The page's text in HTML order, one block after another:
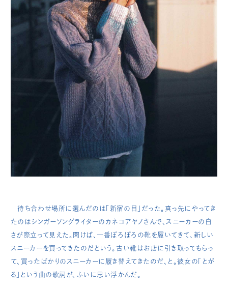
待ち合わせ場所に選んだのは「新宿の目」だった。真っ先にやってき
たのはシンガーソングライターのカネコアヤノさんで、スニーカーの白
さが際立って見えた。聞けば、一番ぼろぼろの靴を履いてきて、新しい
スニーカーを買ってきたのだという。古い靴はお店に引き取ってもらっ
て、買ったばかりのスニーカーに履き替えてきたのだ、と。彼女の「とが
る」という曲の歌詞が、ふいに思い浮かんだ。